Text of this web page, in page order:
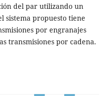
del par utilizando un
sistema propuesto tiene
por engranajes
transmisiones por cadena.